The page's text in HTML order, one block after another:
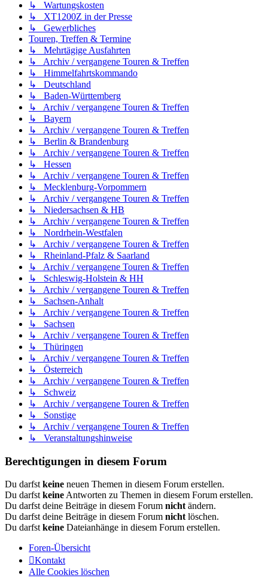
↳ Wartungskosten
↳ XT1200Z in der Presse
↳ Gewerbliches
Touren, Treffen & Termine
↳ Mehrtägige Ausfahrten
↳ Archiv / vergangene Touren & Treffen
↳ Himmelfahrtskommando
↳ Deutschland
↳ Baden-Württemberg
↳ Archiv / vergangene Touren & Treffen
↳ Bayern
↳ Archiv / vergangene Touren & Treffen
↳ Berlin & Brandenburg
↳ Archiv / vergangene Touren & Treffen
↳ Hessen
↳ Archiv / vergangene Touren & Treffen
↳ Mecklenburg-Vorpommern
↳ Archiv / vergangene Touren & Treffen
↳ Niedersachsen & HB
↳ Archiv / vergangene Touren & Treffen
↳ Nordrhein-Westfalen
↳ Archiv / vergangene Touren & Treffen
↳ Rheinland-Pfalz & Saarland
↳ Archiv / vergangene Touren & Treffen
↳ Schleswig-Holstein & HH
↳ Archiv / vergangene Touren & Treffen
↳ Sachsen-Anhalt
↳ Archiv / vergangene Touren & Treffen
↳ Sachsen
↳ Archiv / vergangene Touren & Treffen
↳ Thüringen
↳ Archiv / vergangene Touren & Treffen
↳ Österreich
↳ Archiv / vergangene Touren & Treffen
↳ Schweiz
↳ Archiv / vergangene Touren & Treffen
↳ Sonstige
↳ Archiv / vergangene Touren & Treffen
↳ Veranstaltungshinweise
Berechtigungen in diesem Forum
Du darfst keine neuen Themen in diesem Forum erstellen.
Du darfst keine Antworten zu Themen in diesem Forum erstellen.
Du darfst deine Beiträge in diesem Forum nicht ändern.
Du darfst deine Beiträge in diesem Forum nicht löschen.
Du darfst keine Dateianhänge in diesem Forum erstellen.
Foren-Übersicht
Kontakt
Alle Cookies löschen